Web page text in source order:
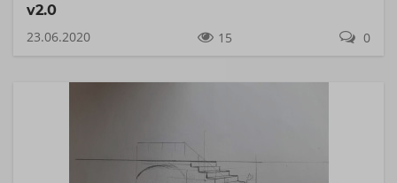
v2.0
23.06.2020
15 0